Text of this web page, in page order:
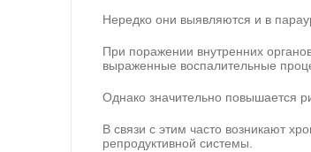
Нередко они выявляются и в
При поражении внутренних
выраженные воспалительные
Однако значительно повышается
В связи с этим часто возникают
репродуктивной системы.